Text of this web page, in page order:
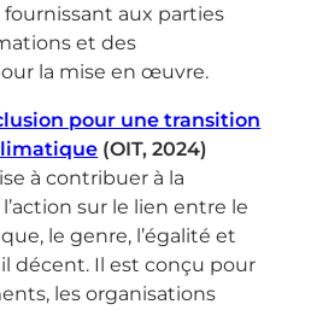
fournissant aux parties
et des
la mise en œuvre.
pour une transition
(OIT, 2024)
à contribuer à la
sur le lien entre le
le genre, l’égalité et
décent. Il est conçu pour
les organisations